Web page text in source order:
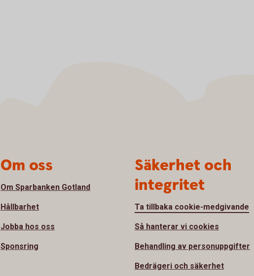
Om oss
Om Sparbanken Gotland
Hållbarhet
Jobba hos oss
Sponsring
Säkerhet och
integritet
Ta tillbaka cookie-medgivande
Så hanterar vi cookies
Behandling av personuppgifter
Bedrägeri och säkerhet